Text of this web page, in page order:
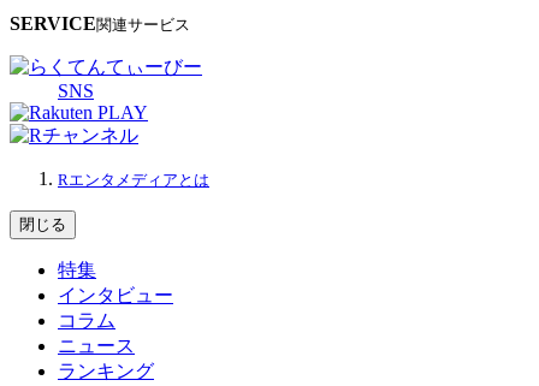
SERVICE関連サービス
SNS
Rエンタメディアとは
閉じる
特集
インタビュー
コラム
ニュース
ランキング